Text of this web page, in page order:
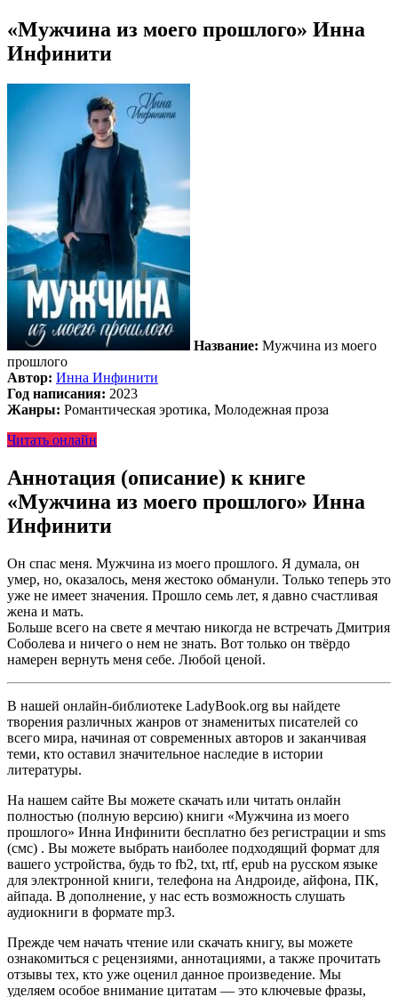
«Мужчина из моего прошлого» Инна
Инфинити
Название: Мужчина из моего
прошлого
Автор: Инна Инфинити
Год написания: 2023
Жанры: Романтическая эротика, Молодежная проза
Читать онлайн
Аннотация (описание) к книге
«Мужчина из моего прошлого» Инна
Инфинити
Он спас меня. Мужчина из моего прошлого. Я думала, он
умер, но, оказалось, меня жестоко обманули. Только теперь это
уже не имеет значения. Прошло семь лет, я давно счастливая
жена и мать.
Больше всего на свете я мечтаю никогда не встречать Дмитрия
Соболева и ничего о нем не знать. Вот только он твёрдо
намерен вернуть меня себе. Любой ценой.
В нашей онлайн-библиотеке LadyBook.org вы найдете
творения различных жанров от знаменитых писателей со
всего мира, начиная от современных авторов и заканчивая
теми, кто оставил значительное наследие в истории
литературы.
На нашем сайте Вы можете скачать или читать онлайн
полностью (полную версию) книги «Мужчина из моего
прошлого» Инна Инфинити бесплатно без регистрации и sms
(смс) . Вы можете выбрать наиболее подходящий формат для
вашего устройства, будь то fb2, txt, rtf, epub на русском языке
для электронной книги, телефона на Андроиде, айфона, ПК,
айпада. В дополнение, у нас есть возможность слушать
аудиокниги в формате mp3.
Прежде чем начать чтение или скачать книгу, вы можете
ознакомиться с рецензиями, аннотациями, а также прочитать
отзывы тех, кто уже оценил данное произведение. Мы
уделяем особое внимание цитатам — это ключевые фразы,